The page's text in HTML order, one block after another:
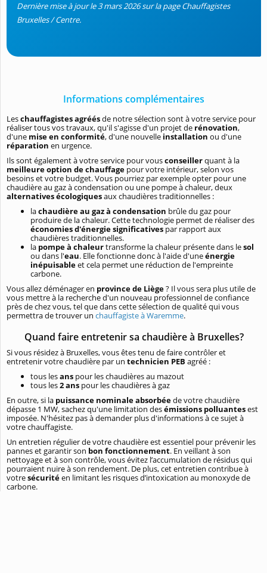
Dernière mise à jour le 3 mars 2026 sur la page Chauffagistes
Bruxelles / Centre.
Informations complémentaires
Leschauffagistes agréésde notre sélection sont à votre service pour
réaliser tous vos travaux, qu'il s'agisse d'un projet de rénovation,
d'une mise en conformité, d'une nouvelle installation ou d'une
réparation en urgence.
Ils sont également à votre service pour vousconseillerquant à la
meilleure option de chauffage pour votre intérieur, selon vos
besoins et votre budget. Vous pourriez par exemple opter pour une
chaudière au gaz à condensation ou une pompe à chaleur, deux
alternatives écologiquesaux chaudières traditionnelles :
lachaudière au gaz à condensation brûle du gaz pour
produire de la chaleur. Cette technologie permet de réaliser des
économies d'énergie significatives par rapport aux
chaudières traditionnelles.
la pompe à chaleurtransforme la chaleur présente dans lesol
ou dans l'eau. Elle fonctionne donc à l'aide d'uneénergie
inépuisableet cela permet une réduction de l'empreinte
carbone.
Vous allez déménager en province de Liège? Il vous sera plus utile de
vous mettre à la recherche d'un nouveau professionnel de confiance
près de chez vous, tel que dans cette sélection de qualité qui vous
permettra de trouver un chauffagiste à Waremme.
Quand faire entretenir sa chaudière à Bruxelles?
Si vous résidez à Bruxelles, vous êtes tenu de faire contrôler et
entretenir votre chaudière par un technicien PEB agréé :
tous lesans pour les chaudières au mazout
tous les2 ans pour les chaudières à gaz
En outre, si la puissance nominale absorbéede votre chaudière
dépasse 1 MW, sachez qu'une limitation desémissions polluantesest
imposée. N'hésitez pas à demander plus d'informations à ce sujet à
votre chauffagiste.
Un entretien régulier de votre chaudière est essentiel pour prévenir les
pannes et garantir son bon fonctionnement. En veillant à son
nettoyage et à son contrôle, vous évitez l’accumulation de résidus qui
pourraient nuire à son rendement. De plus, cet entretien contribue à
votresécuritéen limitant les risques d’intoxication au monoxyde de
carbone.